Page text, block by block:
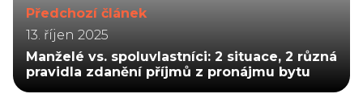
Předchozí článek
13. říjen 2025
Manželé vs. spoluvlastníci: 2 situace, 2 různá
pravidla zdanění příjmů z pronájmu bytu